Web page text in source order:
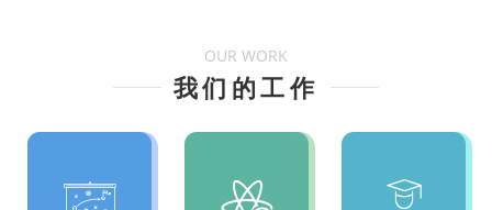
OUR WORK
我们的工作